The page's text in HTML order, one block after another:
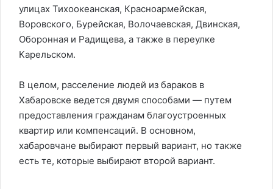
улицах Тихоокеанская, Красноармейская,
Воровского, Бурейская, Волочаевская, Двинская,
Оборонная и Радищева, а также в переулке
Карельском.
В целом, расселение людей из бараков в
Хабаровске ведется двумя способами — путем
предоставления гражданам благоустроенных
квартир или компенсаций. В основном,
хабаровчане выбирают первый вариант, но также
есть те, которые выбирают второй вариант.